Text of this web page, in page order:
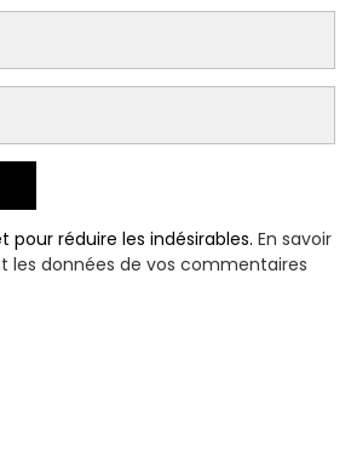
pour réduire les indésirables.En savoir
les données de vos commentaires